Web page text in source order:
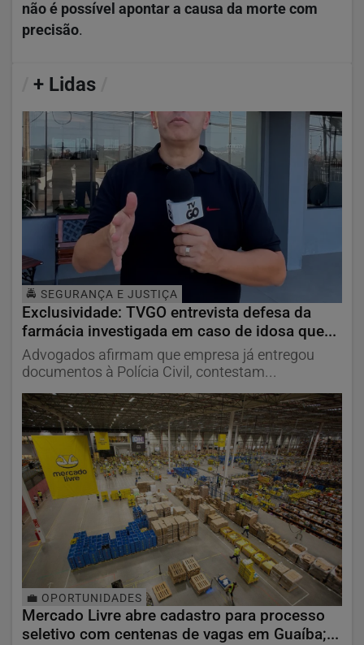
não é possível apontar a causa da morte com
precisão.
+ Lidas
🚔 SEGURANÇA E JUSTIÇA
Exclusividade: TVGO entrevista defesa da
farmácia investigada em caso de idosa que...
Advogados afirmam que empresa já entregou
documentos à Polícia Civil, contestam...
💼 OPORTUNIDADES
Mercado Livre abre cadastro para processo
seletivo com centenas de vagas em Guaíba;...